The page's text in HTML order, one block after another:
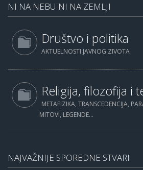
NI NA NEBU NI NA ZEMLJI
Društvo i politika
AKTUELNOSTI JAVNOG ZIVOTA
Religija, filozofija i
METAFIZIKA, TRANSCEDENCIJA,
MITOVI, LEGENDE...
NAJVAŽNIJE SPOREDNE STVARI